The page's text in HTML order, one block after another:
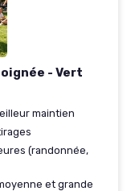
- Vert
maintien
(randonnée,
et grande